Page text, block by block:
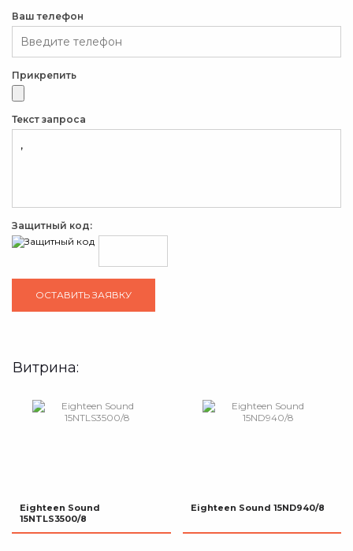
Ваш телефон
Прикрепить
Текст запроса
Защитный код:
Витрина:
Eighteen Sound
15NTLS3500/8
Eighteen Sound 15ND940/8